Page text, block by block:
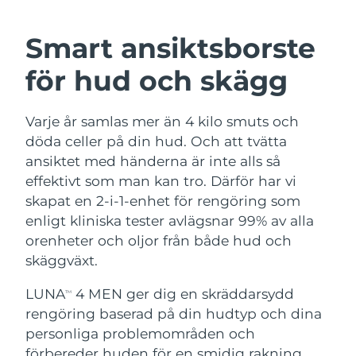
Smart ansiktsborste
för hud och skägg
Varje år samlas mer än 4 kilo smuts och
döda celler på din hud. Och att tvätta
ansiktet med händerna är inte alls så
effektivt som man kan tro. Därför har vi
skapat en 2-i-1-enhet för rengöring som
enligt kliniska tester avlägsnar 99% av alla
orenheter och oljor från både hud och
skäggväxt.
LUNATM
4 MEN ger dig en skräddarsydd
rengöring baserad på din hudtyp och dina
personliga problemområden och
Ansiktsrengöring
LUNA™ 4-paket
Anti-aging massage
LUNA™ 4 Plus
Massage, LED heating
LUNA™ 4 Men
For men, anti-aging massage
Ansiktslyft
BEAR™ 2-paket
Microcurrent toning
BEAR™ 2 go
Microcurrent toning on-the-go
BEAR™ 2 eyes & lips
Microcurrent line smoothing device
Återfuktning
UFO™ 3-paket
Deep facial hydration
UFO™ 3 LED
Near-infrared and red light therapy
device
Munvård
issa™ 4
Hybrid silicone sonic toothbrush
issa™ 4 plus
Smart hybrid silicone sonic toothbrush
FAQ™ ANTI-AGING-BEHANDLING
Anti-aging LED-behandlingar
Bahrain Förväntad leverans8/11/26
Förväntad leverans
Bermuda Förväntad leverans
Bosnien och
Hercegovina
Förväntad leverans8/13/26
Brunei Förväntad leverans8/15/26
Bulgarien
Kanada Förväntad leverans8/14/26
Chile Förväntad leverans